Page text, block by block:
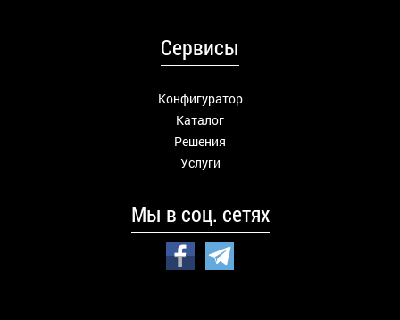
Сервисы
Конфигуратор
Каталог
Решения
Услуги
Мы в соц. сетях